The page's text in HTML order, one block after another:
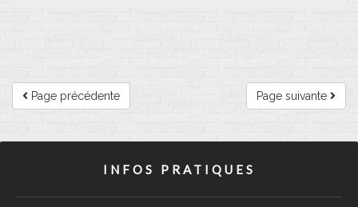
Page suivante
Page précédente
INFOS PRATIQUES